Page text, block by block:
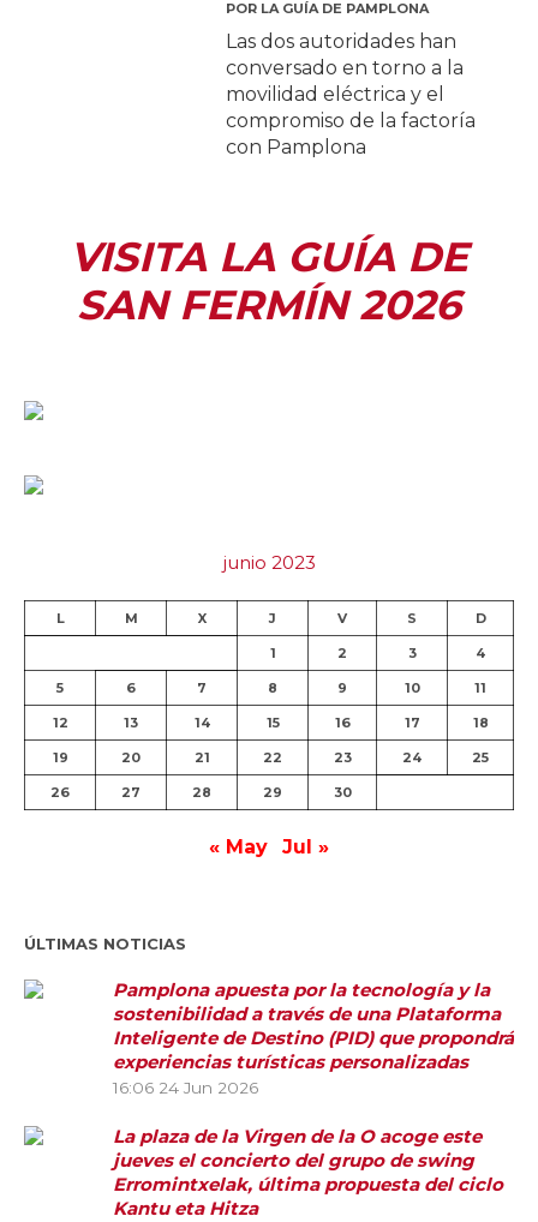
POR LA GUÍA DE PAMPLONA
Las dos autoridades han
conversado en torno a la
movilidad eléctrica y el
compromiso de la factoría
con Pamplona
VISITA LA GUÍA DE
SAN FERMÍN 2026
junio 2023
L M X J V S D
1 2 3 4
5 6 7 8 9 10 11
12 13 14 15 16 17 18
19 20 21 22 23 24 25
26 27 28 29 30
« May Jul »
ÚLTIMAS NOTICIAS
Pamplona apuesta por la tecnología y la
sostenibilidad a través de una Plataforma
Inteligente de Destino (PID) que propondrá
experiencias turísticas personalizadas
16:06 24 Jun 2026
La plaza de la Virgen de la O acoge este
jueves el concierto del grupo de swing
Erromintxelak, última propuesta del ciclo
Kantu eta Hitza